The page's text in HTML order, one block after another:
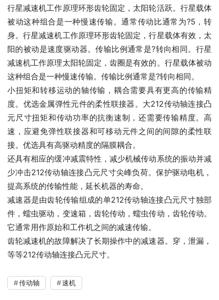
行星减速机工作原理环形齿轮固定，太阳轮活跃。行星载体
被动这种组合是一种慢速传输。通常传动比通常为?5，转
身。行星减速机工作原理环形齿轮固定，行星载体有效，太
阳的被动是速度驱动器。传输比例通常是?转向相同。行星
减速机工作原理太阳轮固定，齿圈是有效的。行星载体被动
这种组合是一种慢速传输。传输比例通常是?转向相同。
小扭矩和转移运动的轴传输，耦合需要具有更高的传输精
度。优选金属弹性元件的柔性联接器。大212传动轴连接凸
元尺寸扭矩和传动功率的抗衡速制，还需要传输精度。高
速，应避免弹性联接器和可移动元件之间的间隙的柔性联
接。优选具有高驱动精度的隔膜耦合。
还具有相应的缓冲减震特性，减少机械传动系统的振动并减
少冲击212传动轴连接凸元尺寸尖峰负荷。保护驱动电机，
提高系统的传输性能，延长机器的寿命。
减速器是由齿轮传输组成的单212传动轴连接凸元尺寸独部
件，蠕虫驱动，变速箱，齿轮传动，蠕虫传动，齿轮传动。
它通常用作原始和工作机之间的减速传输。
齿轮减速机的故障解决了长期操作中的减速器。穿，泄漏，
等等212传动轴连接凸元尺寸。
传动轴 速机